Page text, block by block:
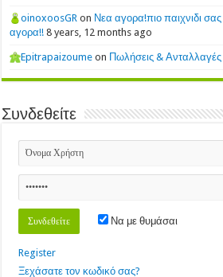
oinoxoosGR on Νεα αγορα!πιο παιχνιδι σας
αγορα!! 8 years, 12 months ago
Epitrapaizoume on Πωλήσεις & Ανταλλαγές
Συνδεθείτε
Να με θυμάσαι
Register
Ξεχάσατε τον κωδικό σας?